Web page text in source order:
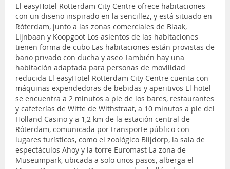
El easyHotel Rotterdam City Centre ofrece habitaciones
con un diseño inspirado en la sencillez, y está situado en
Róterdam, junto a las zonas comerciales de Blaak,
Lijnbaan y Koopgoot Los asientos de las habitaciones
tienen forma de cubo Las habitaciones están provistas de
baño privado con ducha y aseo También hay una
habitación adaptada para personas de movilidad
reducida El easyHotel Rotterdam City Centre cuenta con
máquinas expendedoras de bebidas y aperitivos El hotel
se encuentra a 2 minutos a pie de los bares, restaurantes
y cafeterías de Witte de Withstraat, a 10 minutos a pie del
Holland Casino y a 1,2 km de la estación central de
Róterdam, comunicada por transporte público con
lugares turísticos, como el zoológico Blijdorp, la sala de
espectáculos Ahoy y la torre Euromast La zona de
Museumpark, ubicada a solo unos pasos, alberga el